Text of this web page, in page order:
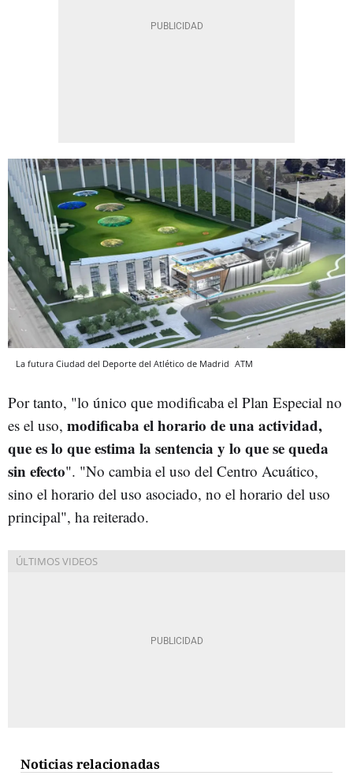
La futura Ciudad del Deporte del Atlético de Madrid ATM
Por tanto, "lo único que modificaba el Plan Especial no
es el uso, modificaba el horario de una actividad,
que es lo que estima la sentencia y lo que se queda
sin efecto". "No cambia el uso del Centro Acuático,
sino el horario del uso asociado, no el horario del uso
principal", ha reiterado.
Noticias relacionadas